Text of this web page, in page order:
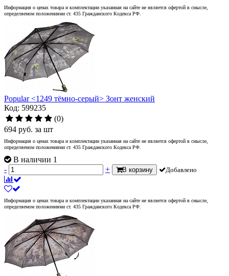
Информация о ценах товара и комплектации указанная на сайте не является офертой в смысле,
определяемом положениями ст. 435 Гражданского Кодекса РФ.
Popular <1249 тёмно-серый> Зонт женский
Код: 599235
(0)
694 руб. за шт
Информация о ценах товара и комплектации указанная на сайте не является офертой в смысле,
определяемом положениями ст. 435 Гражданского Кодекса РФ.
В наличии 1
-
+ В корзину Добавлено
Информация о ценах товара и комплектации указанная на сайте не является офертой в смысле,
определяемом положениями ст. 435 Гражданского Кодекса РФ.